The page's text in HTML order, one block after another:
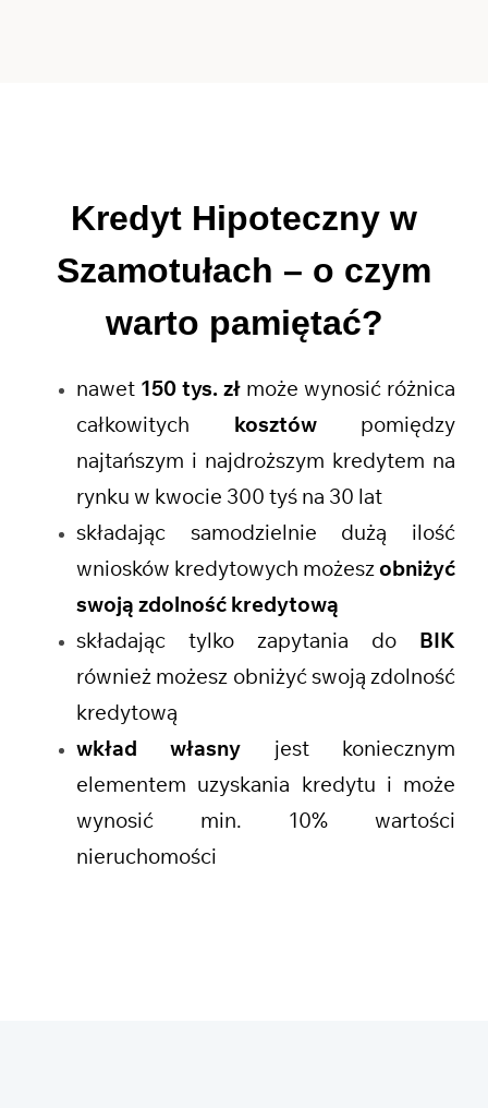
Kredyt Hipoteczny w
Szamotułach – o czym
warto pamiętać?
nawet 150 tys. zł może wynosić różnica
całkowitych kosztówpomiędzy
najtańszym i najdroższym kredytem na
rynku w kwocie 300 tyś na 30 lat
składając samodzielnie dużą ilość
wniosków kredytowych możesz obniżyć
swoją zdolność kredytową
składając tylko zapytania do BIK
również możesz obniżyć swoją zdolność
kredytową
wkład własny jest koniecznym
elementem uzyskania kredytu i może
wynosić min. 10% wartości
nieruchomości